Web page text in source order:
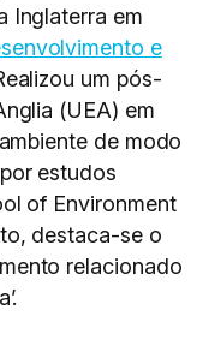
Inglaterra em
e
um pós-
(UEA) em
de modo
estudos
of Environment
destaca-se o
relacionado